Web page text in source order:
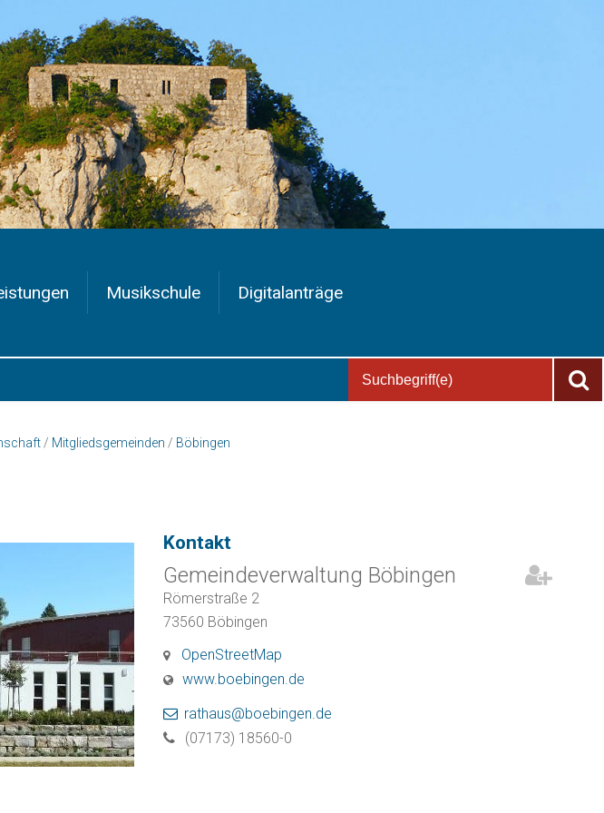
Musikschule Digitalanträge
/ Mitgliedsgemeinden / Böbingen
Kontakt
Gemeindeverwaltung Böbingen
Römerstraße 2
73560 Böbingen
OpenStreetMap
www.boebingen.de
rathaus@boebingen.de
(07173) 18560-0